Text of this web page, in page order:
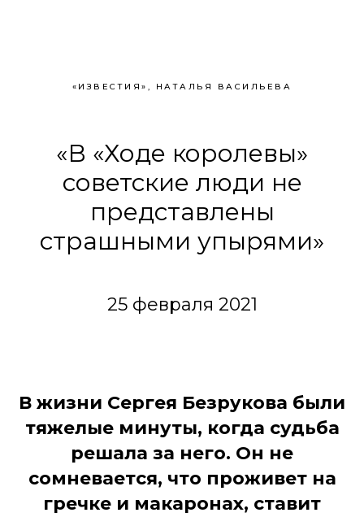
«ИЗВЕСТИЯ», НАТАЛЬЯ ВАСИЛЬЕВА
«В «Ходе королевы»
советские люди не
представлены
страшными упырями»
25 февраля 2021
В жизни Сергея Безрукова были
тяжелые минуты, когда судьба
решала за него. Он не
сомневается, что проживет на
гречке и макаронах, ставит